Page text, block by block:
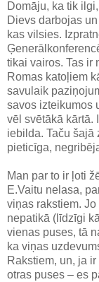
Domāju, ka tik
Dievs darbojas
kas vilsies.
tikai vairos. Tas ir
Romas katoļiem
savulaik
savos izteikumos
vēl svētākā kārtā.
iebilda. Taču šajā
pieticīga,
Man par to ir ļoti
E.Vaitu nelasa,
viņas rakstiem.
nepatikā (līdzīgi
vienas puses, tā
ka viņas
Rakstiem, un, ja
otras puses – es